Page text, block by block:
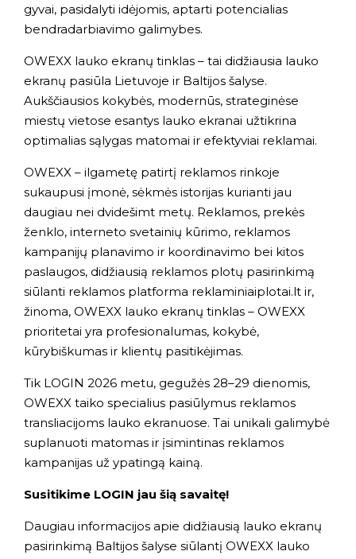
gyvai, pasidalyti idėjomis, aptarti potencialias
bendradarbiavimo galimybes.
OWEXX lauko ekranų tinklas – tai didžiausia lauko
ekranų pasiūla Lietuvoje ir Baltijos šalyse.
Aukščiausios kokybės, modernūs, strateginėse
miestų vietose esantys lauko ekranai užtikrina
optimalias sąlygas matomai ir efektyviai reklamai.
OWEXX – ilgametę patirtį reklamos rinkoje
sukaupusi įmonė, sėkmės istorijas kurianti jau
daugiau nei dvidešimt metų. Reklamos, prekės
ženklo, interneto svetainių kūrimo, reklamos
kampanijų planavimo ir koordinavimo bei kitos
paslaugos, didžiausią reklamos plotų pasirinkimą
siūlanti reklamos platforma reklaminiaiplotai.lt ir,
žinoma, OWEXX lauko ekranų tinklas – OWEXX
prioritetai yra profesionalumas, kokybė,
kūrybiškumas ir klientų pasitikėjimas.
Tik LOGIN 2026 metu, gegužės 28–29 dienomis,
OWEXX taiko specialius pasiūlymus reklamos
transliacijoms lauko ekranuose. Tai unikali galimybė
suplanuoti matomas ir įsimintinas reklamos
kampanijas už ypatingą kainą.
Susitikime LOGIN jau šią savaitę!
Daugiau informacijos apie didžiausią lauko ekranų
pasirinkimą Baltijos šalyse siūlantį OWEXX lauko